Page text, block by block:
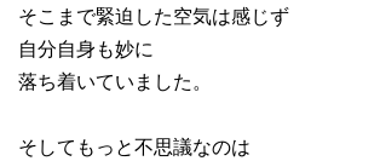
そこまで緊迫した空気は感じず
自分自身も妙に
落ち着いていました。
そしてもっと不思議なのは